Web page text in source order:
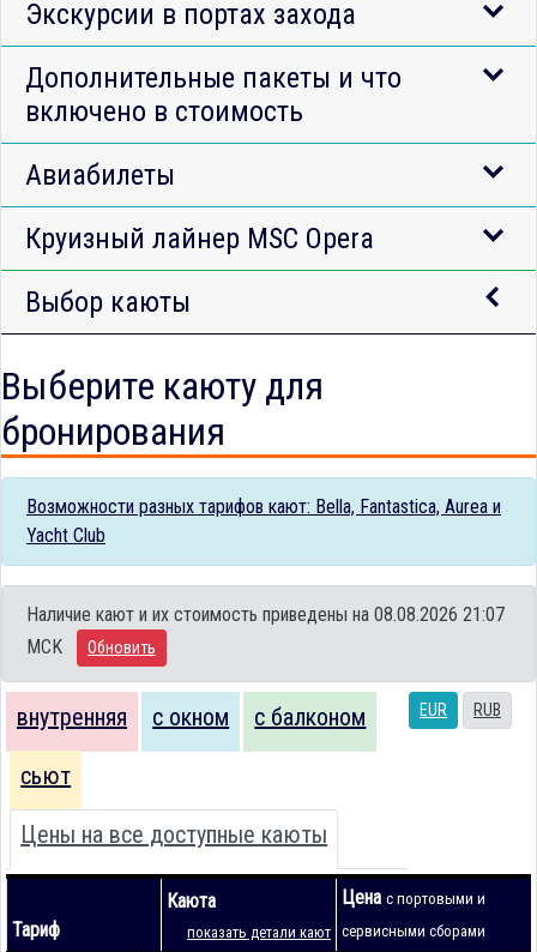
Экскурсии в портах захода
Дополнительные пакеты и что
включено в стоимость
Авиабилеты
Круизный лайнер MSC Opera
Выбор каюты
Выберите каюту для
бронирования
Возможности разных тарифов кают: Bella, Fantastica, Aurea и
Yacht Club
Наличие кают и их стоимость приведены на 08.08.2026 21:07
MCK
Обновить
EUR RUB
внутренняя с окном с балконом
сьют
Цены на все доступные каюты
Тариф
Каюта
показать детали кают
Цена с портовыми и
сервисными сборами